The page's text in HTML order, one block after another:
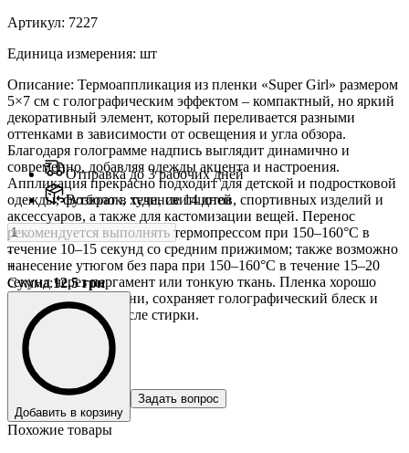
Артикул: 7227
Единица измерения: шт
Описание: Термоаппликация из пленки «Super Girl» размером
5×7 см с голографическим эффектом – компактный, но яркий
декоративный элемент, который переливается разными
оттенками в зависимости от освещения и угла обзора.
Благодаря голограмме надпись выглядит динамично и
современно, добавляя одежды акцента и настроения.
Аппликация прекрасно подходит для детской и подростковой
одежды, футболок, худи, свитшотов, спортивных изделий и
аксессуаров, а также для кастомизации вещей. Перенос
рекомендуется выполнять термопрессом при 150–160°C в
течение 10–15 секунд со средним прижимом; также возможно
нанесение утюгом без пара при 150–160°C в течение 15–20
секунд через пергамент или тонкую ткань. Пленка хорошо
фиксируется на ткани, сохраняет голографический блеск и
аккуратный вид после стирки.
Отправка до 3 рабочих дней
Возврат в течение 14 дней
-
+
Сумма:12.5 грн
Добавить в корзину
Задать вопрос
Похожие товары